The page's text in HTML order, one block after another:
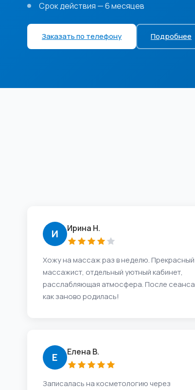
Срок действия — 6 месяцев
Заказать по телефону Подробнее
И Ирина Н.
Хожу на массаж раз в неделю. Прекрасный
массажист, отдельный уютный кабинет,
расслабляющая атмосфера. После сеанса
как заново родилась!
Е Елена В.
Записалась на косметологию через